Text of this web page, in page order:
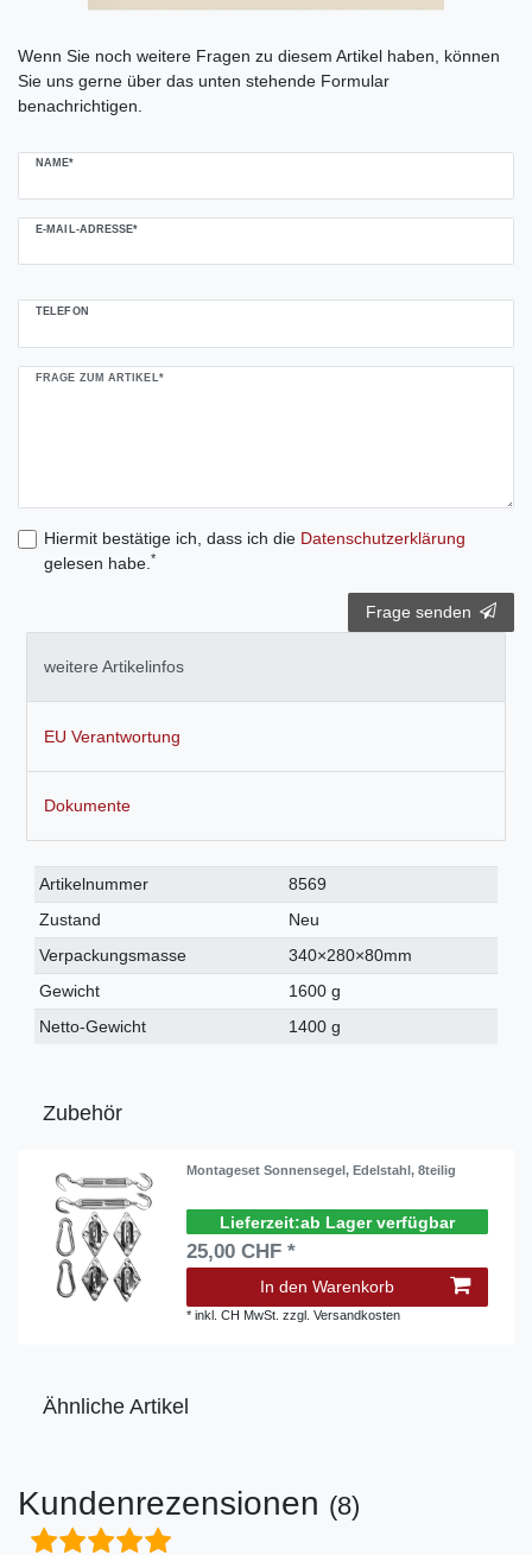
Wenn Sie noch weitere Fragen zu diesem Artikel haben, können
Sie uns gerne über das unten stehende Formular
benachrichtigen.
NAME*
E-MAIL-ADRESSE*
TELEFON
FRAGE ZUM ARTIKEL*
Hiermit bestätige ich, dass ich die Daten­schutz­erklärung
gelesen habe. *
Frage senden
weitere Artikelinfos
EU Verantwortung
Dokumente
Technisches
Merkmal
Wert
Artikelnummer
8569
Zustand
Neu
Verpackungsmasse
340×280×80mm
Gewicht
1600 g
Netto-Gewicht
1400 g
Zubehör
Montageset Sonnensegel, Edelstahl, 8teilig
ab Lager verfügbar
25,00 CHF *
In den Warenkorb
*inkl. CH MwSt. zzgl.Versandkosten
Ähnliche Artikel
Kundenrezensionen (8)